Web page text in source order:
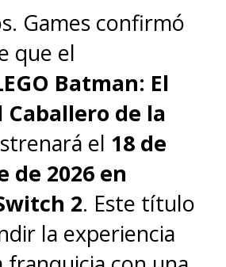
NC2cIo0Li0
UxmUJZqzuA
(@THR)October 17, 2022
fue todo un éxito
como de
770 millones
nivel mundial en
Games confirmó
que el
Batman: El
Caballero de la
el 18 de
de 2026 en
2. Este título
la experiencia